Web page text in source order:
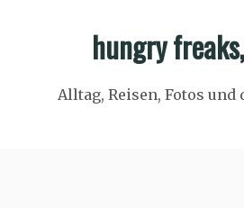
hungry
Alltag, Reisen, Fotos und